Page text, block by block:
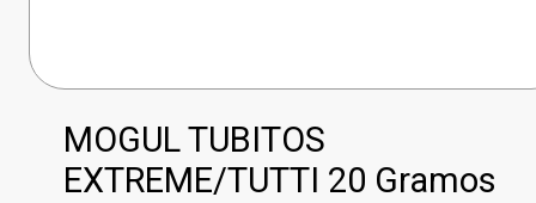
MOGUL TUBITOS
EXTREME/TUTTI 20 Gramos